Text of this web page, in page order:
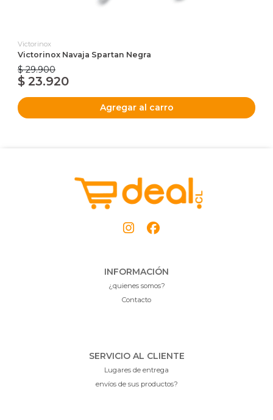
Victorinox
Victorinox Navaja Spartan Negra
$ 29.900
$ 23.920
Agregar al carro
INFORMACIÓN
¿quienes somos?
Contacto
SERVICIO AL CLIENTE
Lugares de entrega
envíos de sus productos?